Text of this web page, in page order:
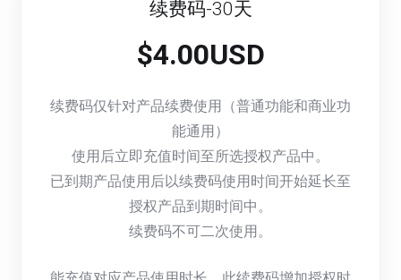
续费码-30天
$4.00USD
续费码仅针对产品续费使用（普通功能和商业功
能通用）
使用后立即充值时间至所选授权产品中。
已到期产品使用后以续费码使用时间开始延长至
授权产品到期时间中。
续费码不可二次使用。